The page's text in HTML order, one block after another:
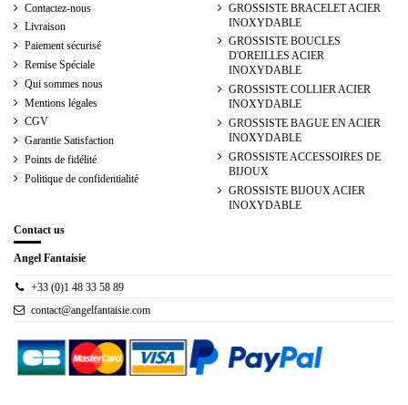
Contactez-nous
Livraison
Paiement sécurisé
Remise Spéciale
Qui sommes nous
Mentions légales
CGV
Garantie Satisfaction
Points de fidélité
Politique de confidentialité
GROSSISTE BRACELET ACIER
INOXYDABLE
GROSSISTE BOUCLES
D'OREILLES ACIER
INOXYDABLE
GROSSISTE COLLIER ACIER
INOXYDABLE
GROSSISTE BAGUE EN ACIER
INOXYDABLE
GROSSISTE ACCESSOIRES DE
BIJOUX
GROSSISTE BIJOUX ACIER
INOXYDABLE
Contact us
Angel Fantaisie
+33 (0)1 48 33 58 89
contact@angelfantaisie.com